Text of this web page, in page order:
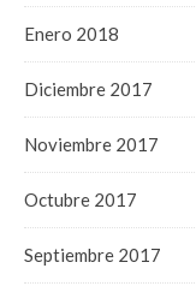
Enero 2018
Diciembre 2017
Noviembre 2017
Octubre 2017
Septiembre 2017